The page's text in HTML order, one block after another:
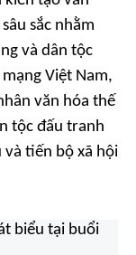
sắc nhằm
và dân tộc
Việt Nam,
văn hóa thế
tộc đấu tranh
và tiến bộ xã hội